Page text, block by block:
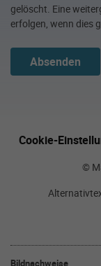
gelöscht. Eine
erfolgen, wenn dies
Absenden
Cookie-
©
Bildnachweise